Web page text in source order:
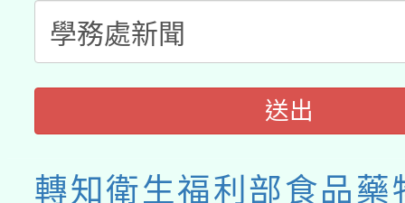
送出
轉知衛生福利部食品藥